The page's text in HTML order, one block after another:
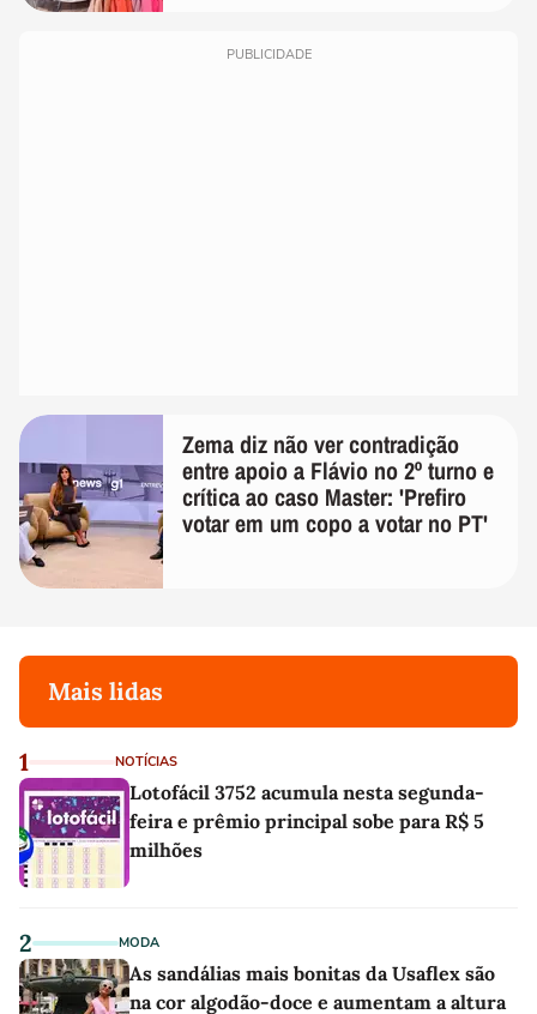
PUBLICIDADE
Zema diz não ver contradição
entre apoio a Flávio no 2º turno e
crítica ao caso Master: 'Prefiro
votar em um copo a votar no PT'
Mais lidas
1 NOTÍCIAS
Lotofácil 3752 acumula nesta segunda-
feira e prêmio principal sobe para R$ 5
milhões
2 MODA
As sandálias mais bonitas da Usaflex são
na cor algodão-doce e aumentam a altura